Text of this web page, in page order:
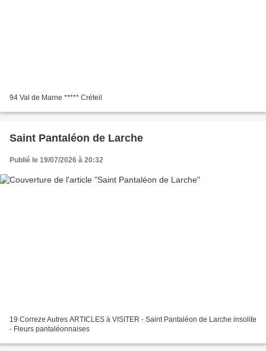
94 Val de Marne ***** Créteil
Saint Pantaléon de Larche
Publié le 19/07/2026 à 20:32
19 Correze Autres ARTICLES à VISITER - Saint Pantaléon de Larche insolite
- Fleurs pantaléonnaises